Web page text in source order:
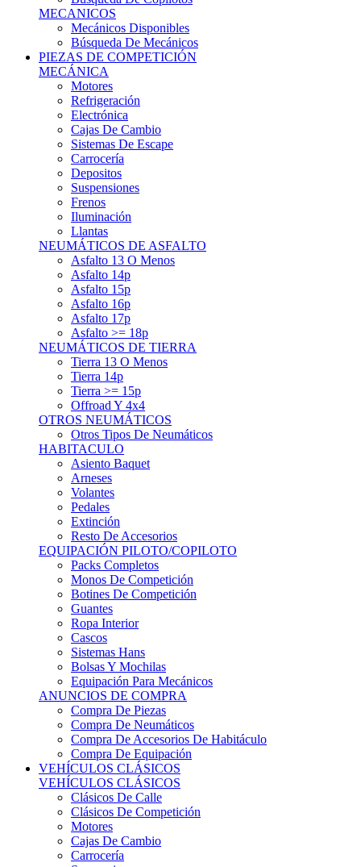
Mecánicos Disponibles
Búsqueda De Mecánicos
PIEZAS DE COMPETICIÓN
MECÁNICA
Motores
Refrigeración
Electrónica
Cajas De Cambio
Sistemas De Escape
Carrocería
Depositos
Suspensiones
Frenos
Iluminación
Llantas
NEUMÁTICOS DE ASFALTO
Asfalto 13 O Menos
Asfalto 14p
Asfalto 15p
Asfalto 16p
Asfalto 17p
Asfalto >= 18p
NEUMÁTICOS DE TIERRA
Tierra 13 O Menos
Tierra 14p
Tierra >= 15p
Offroad Y 4x4
OTROS NEUMÁTICOS
Otros Tipos De Neumáticos
HABITACULO
Asiento Baquet
Arneses
Volantes
Pedales
Extinción
Resto De Accesorios
EQUIPACIÓN PILOTO/COPILOTO
Packs Completos
Monos De Competición
Botines De Competición
Guantes
Ropa Interior
Cascos
Sistemas Hans
Bolsas Y Mochilas
Equipación Para Mecánicos
ANUNCIOS DE COMPRA
Compra De Piezas
Compra De Neumáticos
Compra De Accesorios De Habitáculo
Compra De Equipación
VEHÍCULOS CLÁSICOS
VEHÍCULOS CLÁSICOS
Clásicos De Calle
Clásicos De Competición
Motores
Cajas De Cambio
Carrocería
Suspensiones
Habitáculo